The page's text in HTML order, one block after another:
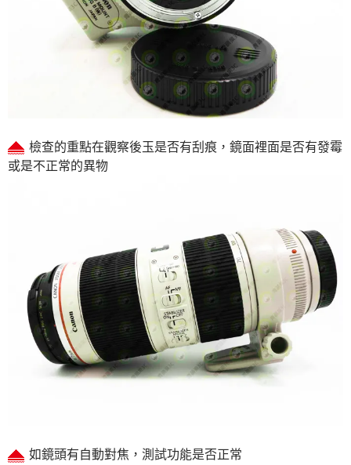
檢查的重點在觀察後玉是否有刮痕，鏡面裡面是否有發霉
或是不正常的異物
如鏡頭有自動對焦，測試功能是否正常